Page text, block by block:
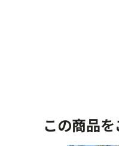
この商品